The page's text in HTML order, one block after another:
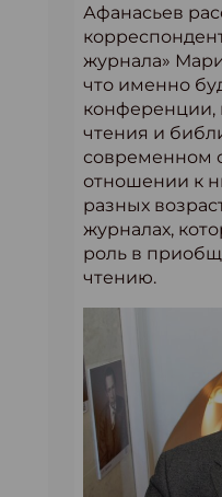
Афанасьев
журнала»
что именно
конференции,
чтения и
современном
отношении к
разных
журналах,
роль в
чтению.